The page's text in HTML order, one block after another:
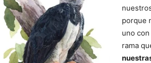
porque
uno
rama